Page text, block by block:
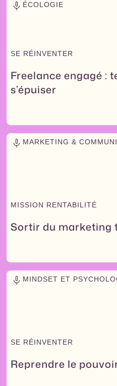
ÉCOLOGIE
SE RÉINVENTER
Freelance engagé :
s’épuiser
MARKETING &
MISSION RENTABILITÉ
Sortir du marketing
MINDSET ET
SE RÉINVENTER
Reprendre le